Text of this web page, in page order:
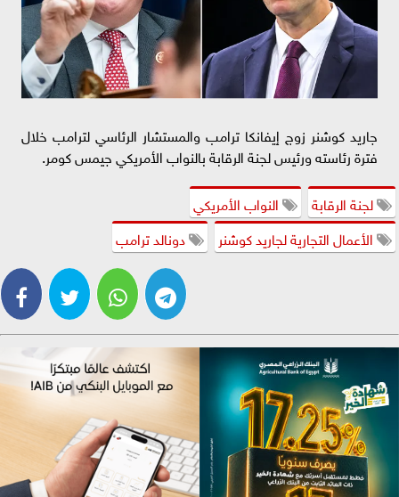
جاريد كوشنر زوج إيفانكا ترامب والمستشار الرئاسي لترامب خلال
فترة رئاسته ورئيس لجنة الرقابة بالنواب الأمريكي جيمس كومر.
لجنة الرقابة
النواب الأمريكي
الأعمال التجارية لجاريد كوشنر
دونالد ترامب